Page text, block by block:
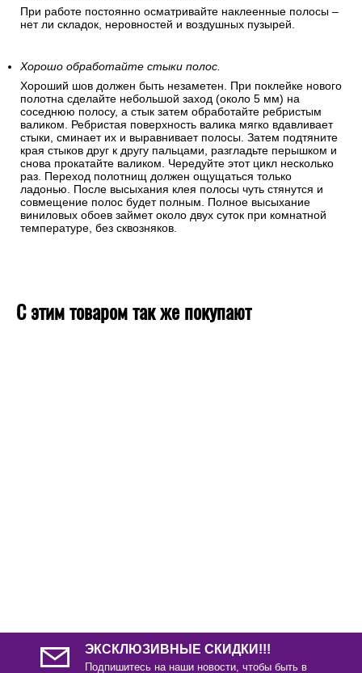
При работе постоянно осматривайте наклеенные полосы –
нет ли складок, неровностей и воздушных пузырей.
Хорошо обработайте стыки полос.
Хороший шов должен быть незаметен. При поклейке нового
полотна сделайте небольшой заход (около 5 мм) на
соседнюю полосу, а стык затем обработайте ребристым
валиком. Ребристая поверхность валика мягко вдавливает
стыки, сминает их и выравнивает полосы. Затем подтяните
края стыков друг к другу пальцами, разгладьте перышком и
снова прокатайте валиком. Чередуйте этот цикл несколько
раз. Переход полотнищ должен ощущаться только
ладонью. После высыхания клея полосы чуть стянутся и
совмещение полос будет полным. Полное высыхание
виниловых обоев займет около двух суток при комнатной
температуре, без сквозняков.
С этим товаром так же покупают
ЭКСКЛЮЗИВНЫЕ СКИДКИ!!!
Подпишитесь на наши новости, чтобы быть в